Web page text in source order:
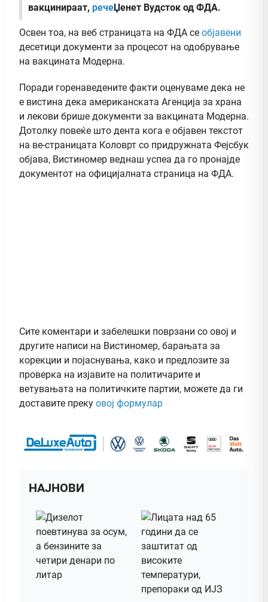
вакцинираат, речеЏенет Вудсток од ФДА.
Освен тоа, на веб страницата на ФДА се објавени
десетици документи за процесот на одобрување
на вакцината Модерна.
Поради горенаведените факти оценуваме дека не
е вистина дека американската Агенција за храна
и лекови брише документи за вакцината Модерна.
Дотолку повеќе што дента кога е објавен текстот
на ве-страницата Коловрт со придружната Фејсбук
објава, Вистиномер веднаш успеа да го пронајде
документот на официјалната страница на ФДА.
Сите коментари и забелешки поврзани со овој и
другите написи на Вистиномер, барањата за
корекции и појаснувања, како и предлозите за
проверка на изјавите на политичарите и
ветувањата на политичките партии, можете да ги
доставите преку овој формулар
НАЈНОВИ